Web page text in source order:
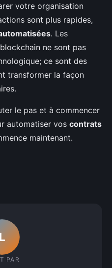
votre organisation
sont plus rapides,
. Les
ne sont pas
ce sont des
transformer la façon
le pas et à commencer
automatiser vos contrats
maintenant.
L
PAR